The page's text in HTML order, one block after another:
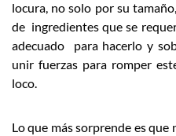
locura, no solo por su
de ingredientes que se
adecuado para hacerlo y
unir fuerzas para romper
loco.
Lo que más sorprende es que